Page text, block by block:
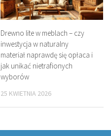
Drewno lite w meblach – czy
inwestycja w naturalny
materiał naprawdę się opłaca i
jak unikać nietrafionych
wyborów
25 KWIETNIA 2026